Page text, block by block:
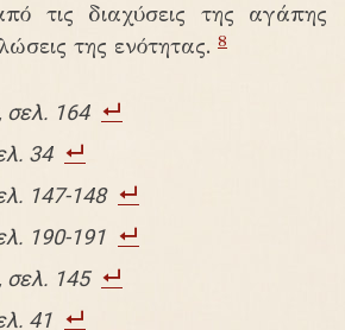
τις διαχύσεις της αγάπης
της ενότητας. 8
σελ. 164
34
147-148
190-191
σελ. 145
41